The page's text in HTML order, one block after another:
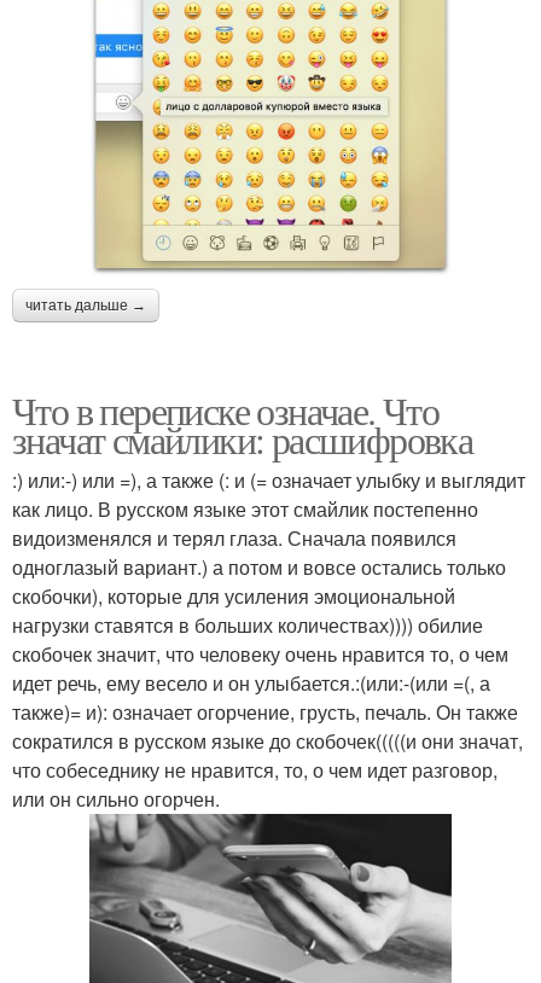
читать дальше →
Что в переписке означае. Что
значат смайлики: расшифровка
:) или:-) или =), а также (: и (= означает улыбку и выглядит
как лицо. В русском языке этот смайлик постепенно
видоизменялся и терял глаза. Сначала появился
одноглазый вариант.) а потом и вовсе остались только
скобочки), которые для усиления эмоциональной
нагрузки ставятся в больших количествах)))) обилие
скобочек значит, что человеку очень нравится то, о чем
идет речь, ему весело и он улыбается.:(или:-(или =(, а
также)= и): означает огорчение, грусть, печаль. Он также
сократился в русском языке до скобочек(((((и они значат,
что собеседнику не нравится, то, о чем идет разговор,
или он сильно огорчен.